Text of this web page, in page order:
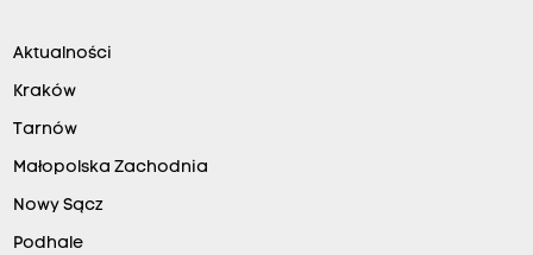
Aktualności
Kraków
Tarnów
Małopolska Zachodnia
Nowy Sącz
Podhale